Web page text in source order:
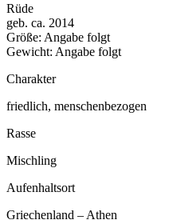
Rüde
geb. ca. 2014
Größe: Angabe folgt
Gewicht: Angabe folgt
Charakter
friedlich, menschenbezogen
Rasse
Mischling
Aufenhaltsort
Griechenland – Athen